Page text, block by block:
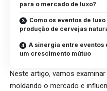
para o mercado de luxo?
Como os eventos de
produção de cervejas
A sinergia entre eventos
um crescimento mútuo
Neste artigo, vamos
moldando o mercado e